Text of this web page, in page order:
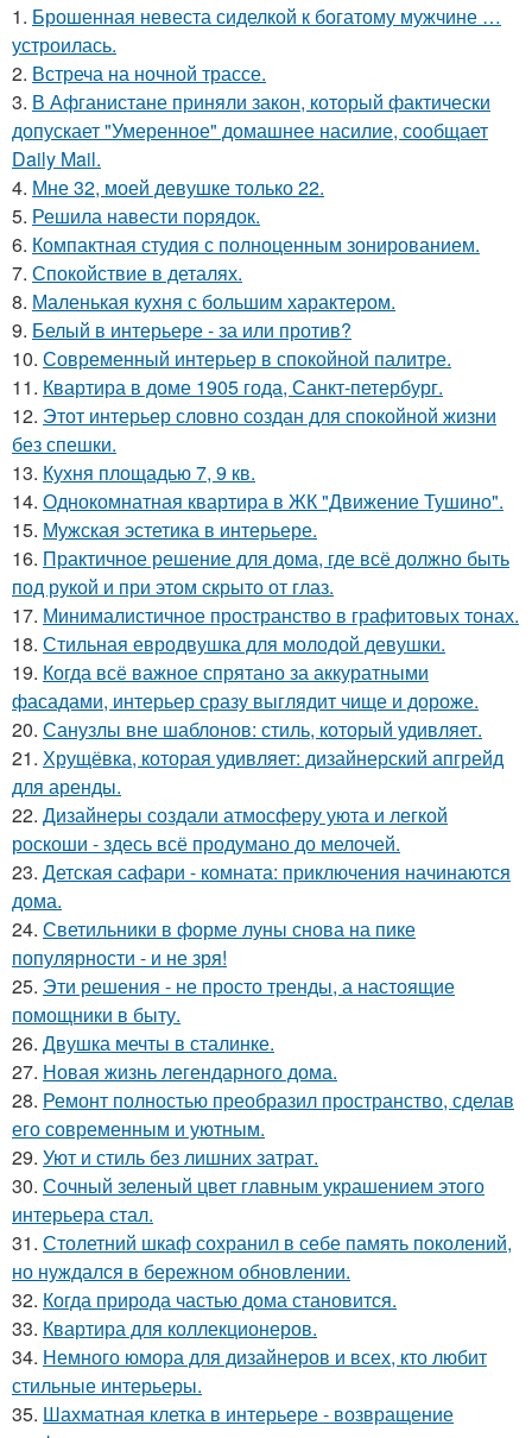
1. Брошенная невеста сиделкой к богатому мужчине …
устроилась.
2. Встреча на ночной трассе.
3. В Афганистане приняли закон, который фактически
допускает "Умеренное" домашнее насилие, сообщает
Daily Mail.
4. Мне 32, моей девушке только 22.
5. Решила навести порядок.
6. Компактная студия с полноценным зонированием.
7. Спокойствие в деталях.
8. Маленькая кухня с большим характером.
9. Белый в интерьере - за или против?
10. Современный интерьер в спокойной палитре.
11. Квартира в доме 1905 года, Санкт-петербург.
12. Этот интерьер словно создан для спокойной жизни
без спешки.
13. Кухня площадью 7, 9 кв.
14. Однокомнатная квартира в ЖК "Движение Тушино".
15. Мужская эстетика в интерьере.
16. Практичное решение для дома, где всё должно быть
под рукой и при этом скрыто от глаз.
17. Минималистичное пространство в графитовых тонах.
18. Стильная евродвушка для молодой девушки.
19. Когда всё важное спрятано за аккуратными
фасадами, интерьер сразу выглядит чище и дороже.
20. Санузлы вне шаблонов: стиль, который удивляет.
21. Хрущёвка, которая удивляет: дизайнерский апгрейд
для аренды.
22. Дизайнеры создали атмосферу уюта и легкой
роскоши - здесь всё продумано до мелочей.
23. Детская сафари - комната: приключения начинаются
дома.
24. Светильники в форме луны снова на пике
популярности - и не зря!
25. Эти решения - не просто тренды, а настоящие
помощники в быту.
26. Двушка мечты в сталинке.
27. Новая жизнь легендарного дома.
28. Ремонт полностью преобразил пространство, сделав
его современным и уютным.
29. Уют и стиль без лишних затрат.
30. Сочный зеленый цвет главным украшением этого
интерьера стал.
31. Столетний шкаф сохранил в себе память поколений,
но нуждался в бережном обновлении.
32. Когда природа частью дома становится.
33. Квартира для коллекционеров.
34. Немного юмора для дизайнеров и всех, кто любит
стильные интерьеры.
35. Шахматная клетка в интерьере - возвращение